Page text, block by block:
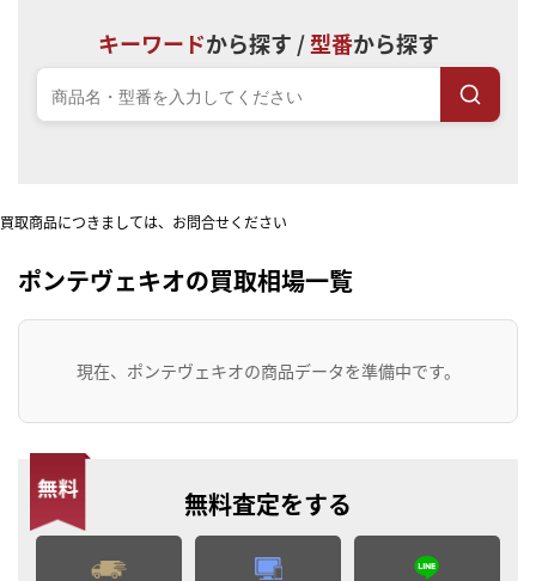
キーワードから探す /型番から探す
買取商品につきましては、お問合せください
ポンテヴェキオの買取相場一覧
現在、ポンテヴェキオの商品データを準備中です。
無料査定をする